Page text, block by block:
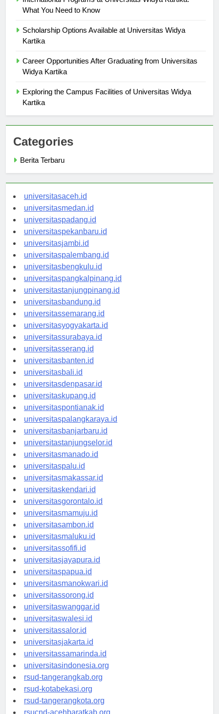
International Programs at Universitas Widya Kartika:
Scholarship Options Available at Universitas Widya
Career Opportunities After Graduating from Universitas
Exploring the Campus Facilities of Universitas Widya
Categories
universitasaceh.id
universitasmedan.id
universitaspadang.id
universitaspekanbaru.id
universitasjambi.id
universitaspalembang.id
universitasbengkulu.id
universitaspangkalpinang.id
universitastanjungpinang.id
universitasbandung.id
universitassemarang.id
universitasyogyakarta.id
universitassurabaya.id
universitasserang.id
universitasbanten.id
universitasbali.id
universitasdenpasar.id
universitaskupang.id
universitaspontianak.id
universitaspalangkaraya.id
universitasbanjarbaru.id
universitastanjungselor.id
universitasmanado.id
universitaspalu.id
universitasmakassar.id
universitaskendari.id
universitasgorontalo.id
universitasmamuju.id
universitasambon.id
universitasmaluku.id
universitassofifi.id
universitasjayapura.id
universitaspapua.id
universitasmanokwari.id
universitassorong.id
universitaswanggar.id
universitaswalesi.id
universitassalor.id
universitasjakarta.id
universitassamarinda.id
universitasindonesia.org
rsud-tangerangkab.org
rsud-kotabekasi.org
rsud-tangerangkota.org